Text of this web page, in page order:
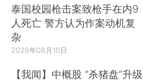
泰国校园枪击案致枪手在内9
人死亡 警方认为作案动机复
杂
2026年08月10日
【我闻】中概股 “杀猪盘”升级